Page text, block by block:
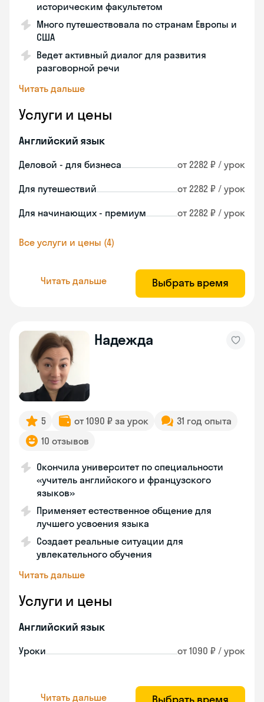
историческим факультетом
Много путешествовала по странам Европы и
США
Ведет активный диалог для развития
разговорной речи
Читать дальше
Услуги и цены
Английский язык
Деловой - для бизнеса от 2282 ₽ / урок
Для путешествий от 2282 ₽ / урок
Для начинающих - премиум от 2282 ₽ / урок
Все услуги и цены (4)
Читать дальше Выбрать время
Надежда
5 от 1090 ₽ за урок
31 год опыта
10 отзывов
Окончила университет по специальности
«учитель английского и французского
языков»
Применяет естественное общение для
лучшего усвоения языка
Создает реальные ситуации для
увлекательного обучения
Читать дальше
Услуги и цены
Английский язык
Уроки от 1090 ₽ / урок
Читать дальше